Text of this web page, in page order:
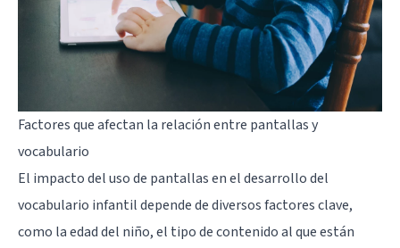
Factores que afectan la relación entre pantallas y
vocabulario
El impacto del uso de pantallas en el desarrollo del
vocabulario infantil depende de diversos factores clave,
como la edad del niño, el tipo de contenido al que están